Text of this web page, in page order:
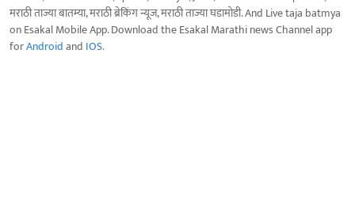
मराठी ताज्या बातम्या, मराठी ब्रेकिंग न्यूज, मराठी ताज्या घडामोडी. And Live taja batmya
on Esakal Mobile App. Download the Esakal Marathi news Channel app
forAndroidand IOS.